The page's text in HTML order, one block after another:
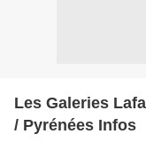
Les Galeries
/ Pyrénées Infos